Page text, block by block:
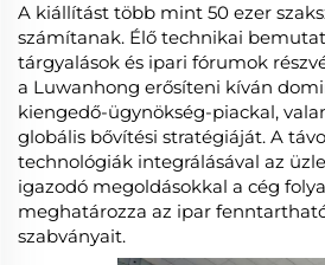
A kiállítást több mint 50 ezer
számítanak. Élő technikai
tárgyalások és ipari fórumok
a Luwanhong erősíteni kíván
kiengedő-ügynökség-piackal,
globális bővítési stratégiáját. A
technológiák integrálásával az
igazodó megoldásokkal a cég
meghatározza az ipar
szabványait.